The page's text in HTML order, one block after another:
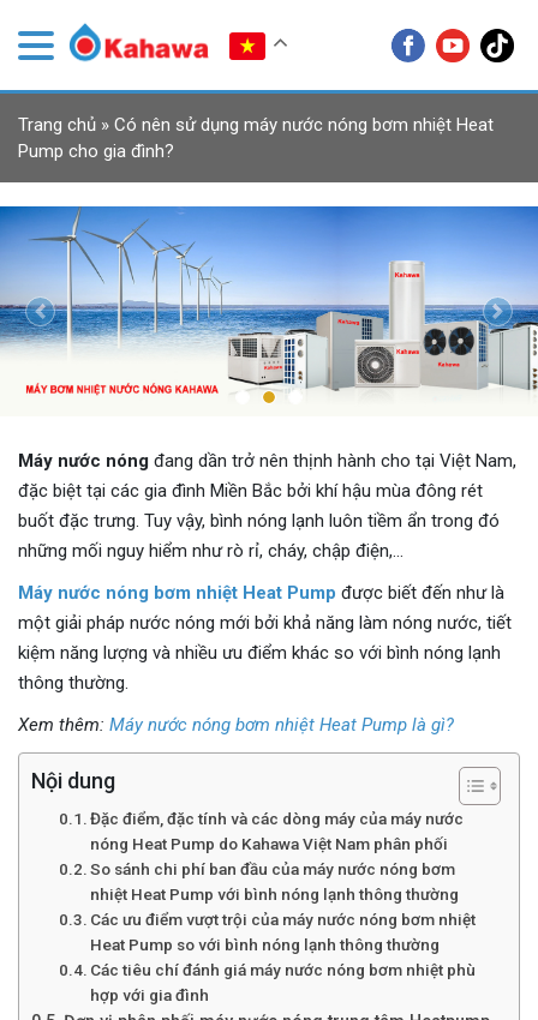
Trang chủ » Có nên sử dụng máy nước nóng bơm nhiệt Heat
Pump cho gia đình?
Previous Next
Máy nước nóng đang dần trở nên thịnh hành cho tại Việt Nam,
đặc biệt tại các gia đình Miền Bắc bởi khí hậu mùa đông rét
buốt đặc trưng. Tuy vậy, bình nóng lạnh luôn tiềm ẩn trong đó
những mối nguy hiểm như rò rỉ, cháy, chập điện,…
Máy nước nóng bơm nhiệt Heat Pump được biết đến như là
một giải pháp nước nóng mới bởi khả năng làm nóng nước, tiết
kiệm năng lượng và nhiều ưu điểm khác so với bình nóng lạnh
thông thường.
Xem thêm: Máy nước nóng bơm nhiệt Heat Pump là gì?
Nội dung
Đặc điểm, đặc tính và các dòng máy của máy nước
nóng Heat Pump do Kahawa Việt Nam phân phối
So sánh chi phí ban đầu của máy nước nóng bơm
nhiệt Heat Pump với bình nóng lạnh thông thường
Các ưu điểm vượt trội của máy nước nóng bơm nhiệt
Heat Pump so với bình nóng lạnh thông thường
Các tiêu chí đánh giá máy nước nóng bơm nhiệt phù
hợp với gia đình